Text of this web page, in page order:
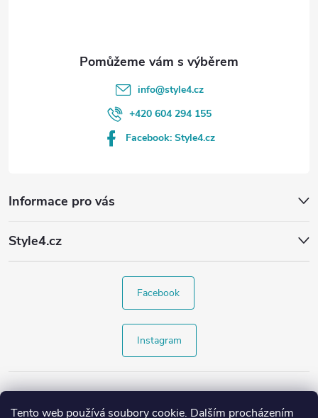
Tento web používá soubory cookie. Dalším procházením
Informace pro vás
Style4.cz
info@style4.cz
+420 604 294 155
Facebook: Style4.cz
Facebook
Instagram